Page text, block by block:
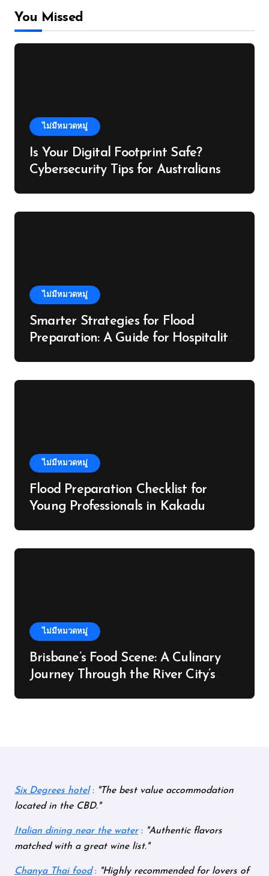
You Missed
ไม่มีหมวดหมู่
Is Your Digital Footprint Safe?
Cybersecurity Tips for Australians
ไม่มีหมวดหมู่
Smarter Strategies for Flood
Preparation: A Guide for Hospitality
ไม่มีหมวดหมู่
Flood Preparation Checklist for
Young Professionals in Kakadu
ไม่มีหมวดหมู่
Brisbane’s Food Scene: A Culinary
Journey Through the River City’s
Six Degrees hotel:
The best value accommodation
located in the CBD.
Italian dining near the water:
Authentic flavors
matched with a great wine list.
Chanya Thai food: Highly recommended for lovers of